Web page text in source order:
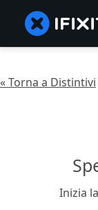
« Torna a Distintivi
Inizia